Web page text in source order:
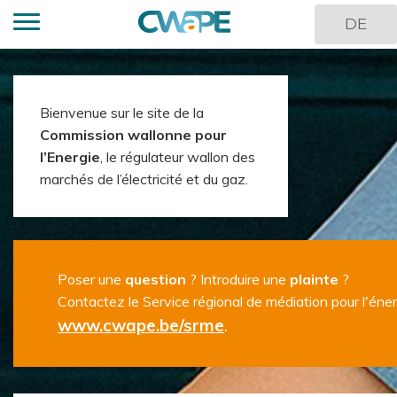
Skip
main
content
DE
Body
Bienvenue sur le site de la
Commission wallonne pour
l’Energie, le régulateur wallon des
marchés de l’électricité et du gaz.
Poser une question ? Introduire une plainte ?
Contactez le Service régional de médiation pour
www.cwape.be/srme.